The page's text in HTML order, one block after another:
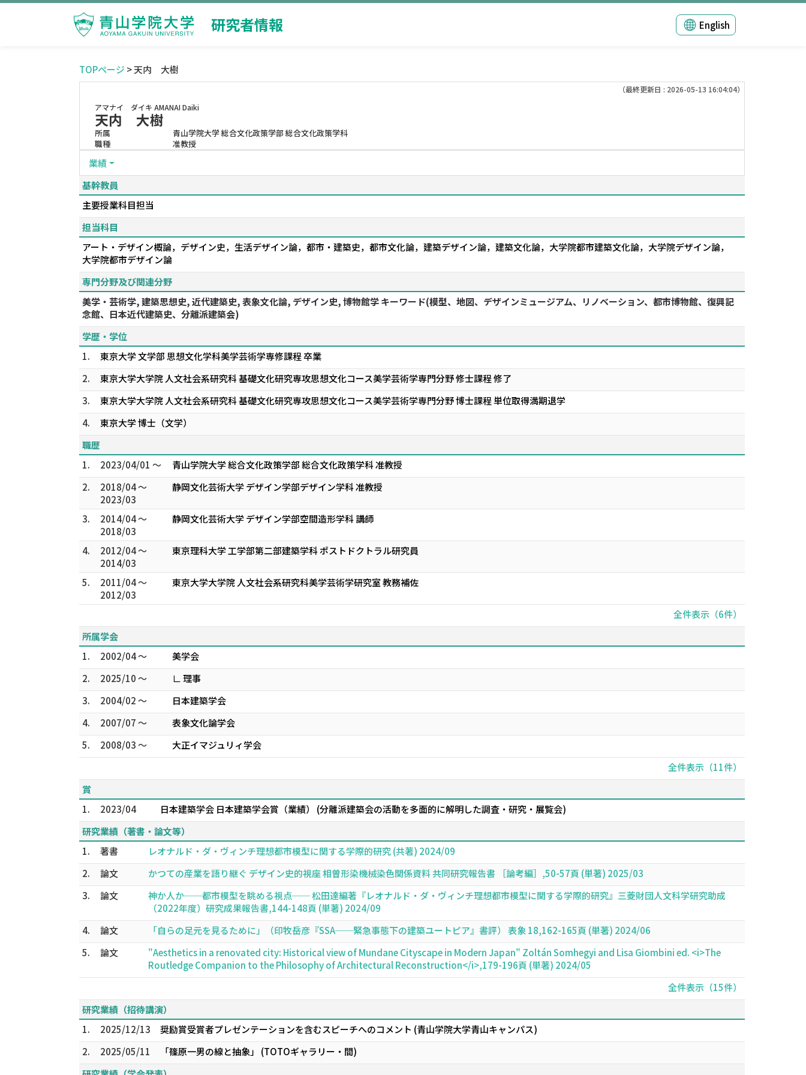
研究者情報 English
TOPページ > 天内 大樹
（最終更新日 : 2026-05-13 16:04:04）
アマナイ ダイキ AMANAI Daiki
天内 大樹
所属
青山学院大学 総合文化政策学部 総合文化政策学科
職種
准教授
業績
基幹教員
主要授業科目担当
担当科目
アート・デザイン概論，デザイン史，生活デザイン論，都市・建築史，都市文化論，建築デザイン論，建築文化論，大学院都市建築文化論，大学院デザイン論，
大学院都市デザイン論
専門分野及び関連分野
美学・芸術学, 建築思想史, 近代建築史, 表象文化論, デザイン史, 博物館学 キーワード(模型、地図、デザインミュージアム、リノベーション、都市博物館、復興記
念館、日本近代建築史、分離派建築会)
学歴・学位
1.
東京大学 文学部 思想文化学科美学芸術学専修課程 卒業
2.
東京大学大学院 人文社会系研究科 基礎文化研究専攻思想文化コース美学芸術学専門分野 修士課程 修了
3.
東京大学大学院 人文社会系研究科 基礎文化研究専攻思想文化コース美学芸術学専門分野 博士課程 単位取得満期退学
4.
東京大学 博士（文学）
職歴
1.
2023/04/01 ～
青山学院大学 総合文化政策学部 総合文化政策学科 准教授
2.
2018/04 ～
2023/03
静岡文化芸術大学 デザイン学部デザイン学科 准教授
3.
2014/04 ～
2018/03
静岡文化芸術大学 デザイン学部空間造形学科 講師
4.
2012/04 ～
2014/03
東京理科大学 工学部第二部建築学科 ポストドクトラル研究員
5.
2011/04 ～
2012/03
東京大学大学院 人文社会系研究科美学芸術学研究室 教務補佐
全件表示（6件）
所属学会
1.
2002/04 ～
美学会
2.
2025/10 ～
∟ 理事
3.
2004/02 ～
日本建築学会
4.
2007/07 ～
表象文化論学会
5.
2008/03 ～
大正イマジュリィ学会
全件表示（11件）
賞
1.
2023/04
日本建築学会 日本建築学会賞（業績） (分離派建築会の活動を多面的に解明した調査・研究・展覧会)
研究業績（著書・論文等）
1.
著書
レオナルド・ダ・ヴィンチ理想都市模型に関する学際的研究 (共著) 2024/09
2.
論文
かつての産業を語り継ぐ デザイン史的視座 相曽形染機械染色関係資料 共同研究報告書 ［論考編］,50-57頁 (単著) 2025/03
3.
論文
神か人か──都市模型を眺める視点── 松田達編著『レオナルド・ダ・ヴィンチ理想都市模型に関する学際的研究』三菱財団人文科学研究助成
（2022年度）研究成果報告書,144-148頁 (単著) 2024/09
4.
論文
「自らの足元を見るために」（印牧岳彦『SSA──緊急事態下の建築ユートピア』書評） 表象 18,162-165頁 (単著) 2024/06
5.
論文
"Aesthetics in a renovated city: Historical view of Mundane Cityscape in Modern Japan" Zoltán Somhegyi and Lisa Giombini ed. <i>The
Routledge Companion to the Philosophy of Architectural Reconstruction</i>,179-196頁 (単著) 2024/05
全件表示（15件）
研究業績（招待講演）
1.
2025/12/13
奨励賞受賞者プレゼンテーションを含むスピーチへのコメント (青山学院大学青山キャンパス)
2.
2025/05/11
「篠原一男の線と抽象」 (TOTOギャラリー・間)